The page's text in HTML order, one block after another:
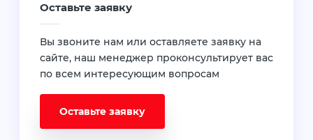
Оставьте заявку
Вы звоните нам или оставляете заявку на
сайте, наш менеджер проконсультирует вас
по всем интересующим вопросам
Оставьте заявку